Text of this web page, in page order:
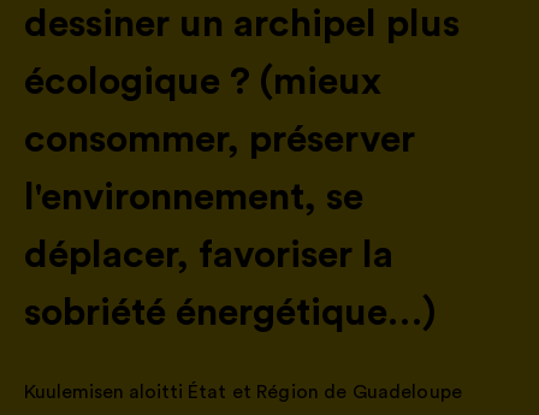
dessiner un archipel plus
écologique ? (mieux
consommer, préserver
l'environnement, se
déplacer, favoriser la
sobriété énergétique…)
Kuulemisen aloitti État et Région de Guadeloupe